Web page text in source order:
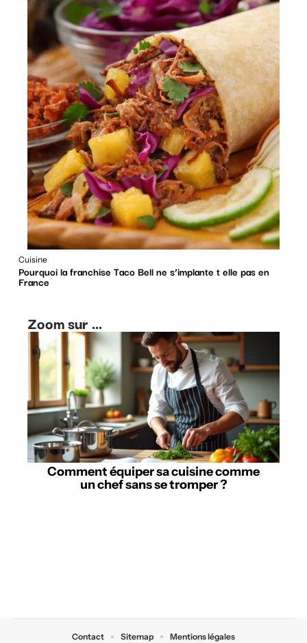
Cuisine
Pourquoi la franchise Taco Bell ne s’implante t elle pas en
France
Zoom sur ...
Comment équiper sa cuisine comme
un chef sans se tromper ?
Contact Sitemap Mentions légales